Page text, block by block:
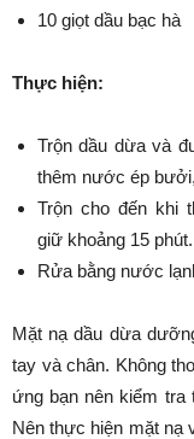
10 giọt dầu bạc hà
Thực hiện:
Trộn dầu dừa và
thêm nước ép
Trộn cho đến khi
giữ khoảng 15 phút.
Rửa bằng nước
Mặt nạ dầu dừa
tay và chân. Không
ứng bạn nên kiểm tra
Nên thực hiện mặt nạ